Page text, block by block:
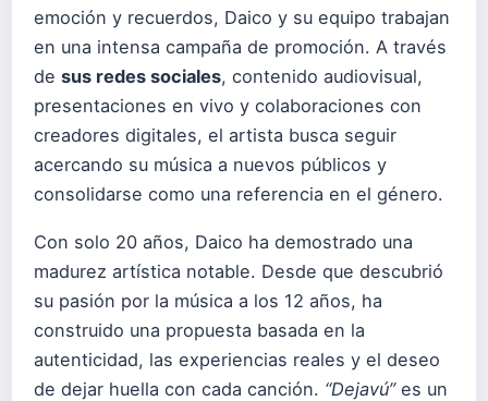
emoción y recuerdos, Daico y su equipo trabajan
en una intensa campaña de promoción. A través
de sus redes sociales, contenido audiovisual,
presentaciones en vivo y colaboraciones con
creadores digitales, el artista busca seguir
acercando su música a nuevos públicos y
consolidarse como una referencia en el género.
Con solo 20 años, Daico ha demostrado una
madurez artística notable. Desde que descubrió
su pasión por la música a los 12 años, ha
construido una propuesta basada en la
autenticidad, las experiencias reales y el deseo
de dejar huella con cada canción. “Dejavú”es un